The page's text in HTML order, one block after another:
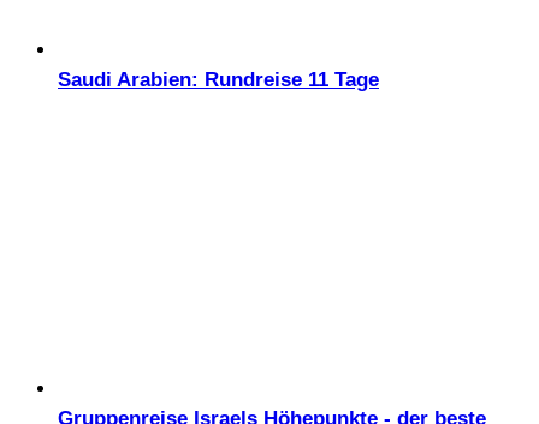
Saudi Arabien: Rundreise 11 Tage
Gruppenreise Israels Höhepunkte - der beste